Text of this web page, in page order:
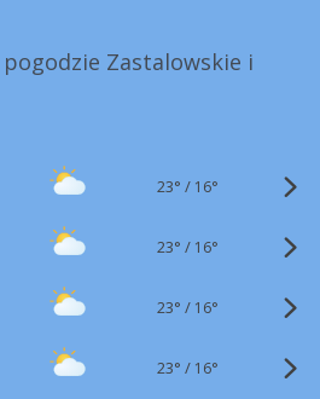
Zastalowskie i
23° / 16°
23° / 16°
23° / 16°
23° / 16°